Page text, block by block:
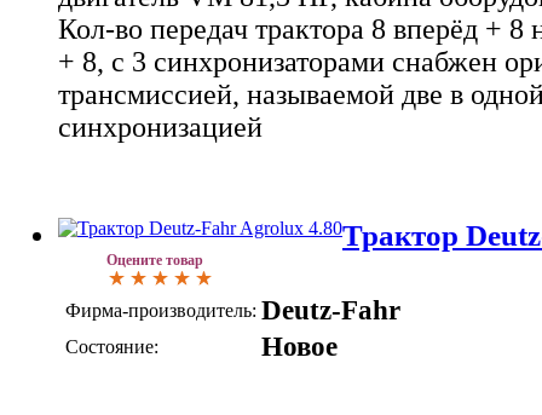
Кол-во передач трактора 8 вперёд + 8
+ 8, с 3 синхронизаторами снабжен
трансмиссией, называемой две в
синхронизацией
Оцените товар
Трактор
Фирма-производитель: Deutz-Fahr
Состояние: Новое